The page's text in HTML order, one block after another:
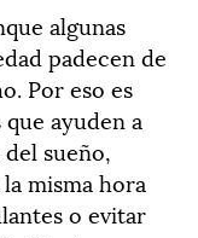
algunas
padecen de
Por eso es
ayuden a
sueño,
misma hora
o evitar